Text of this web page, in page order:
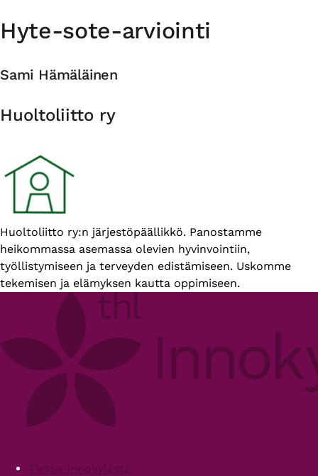
Hyte-sote-arviointi
Sami Hämäläinen
Organisaatio
Huoltoliitto ry
Esittelyteksti
Huoltoliitto ry:n järjestöpäällikkö. Panostamme
heikommassa asemassa olevien hyvinvointiin,
työllistymiseen ja terveyden edistämiseen. Uskomme
tekemisen ja elämyksen kautta oppimiseen.
FooterTietoa Innokylästä